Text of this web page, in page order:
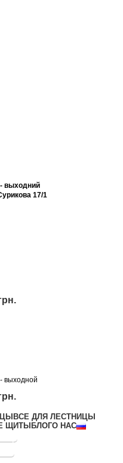
выходний
17/1
выходной
ВСЕ ДЛЯ ЛЕСТНИЦЫ
ЩИТЫ БЛОГО НАС